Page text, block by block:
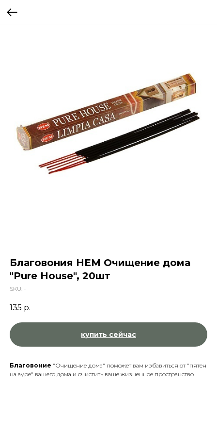
Благовония HEM Очищение дома
"Pure House", 20шт
SKU: -
135 р.
купить сейчас
Благовоние "Очищение дома" поможет вам избавиться от "пятен
на ауре" вашего дома и очистить ваше жизненное пространство.